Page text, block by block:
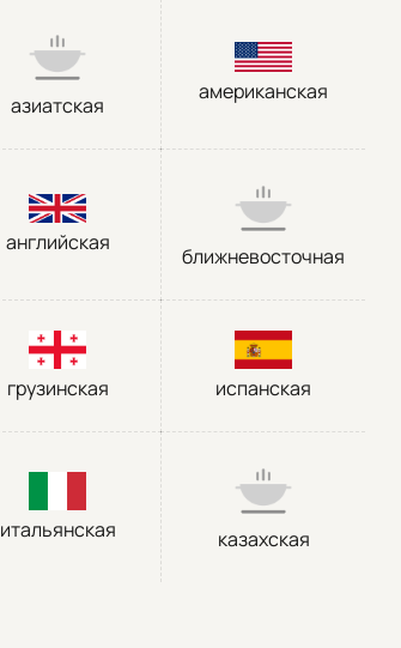
азиатская
американская
английская
ближневосточная
грузинская испанская
итальянская казахская